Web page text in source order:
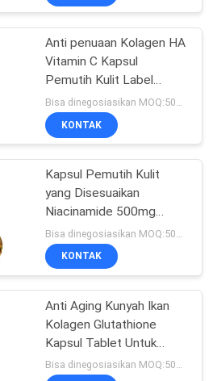
103
21
Anti penuaan Kolagen HA
Vitamin C Kapsul
Pemutih Kulit Label
Pribadi
KONTAK
Kapsul Pemutih Kulit
yang Disesuaikan
Niacinamide 500mg
Vitamin B3 Capsules
KONTAK
Anti Aging Kunyah Ikan
Kolagen Glutathione
Kapsul Tablet Untuk
Pemutih Kulit
Bisa dinegosiasikan MOQ:50000 Tablet